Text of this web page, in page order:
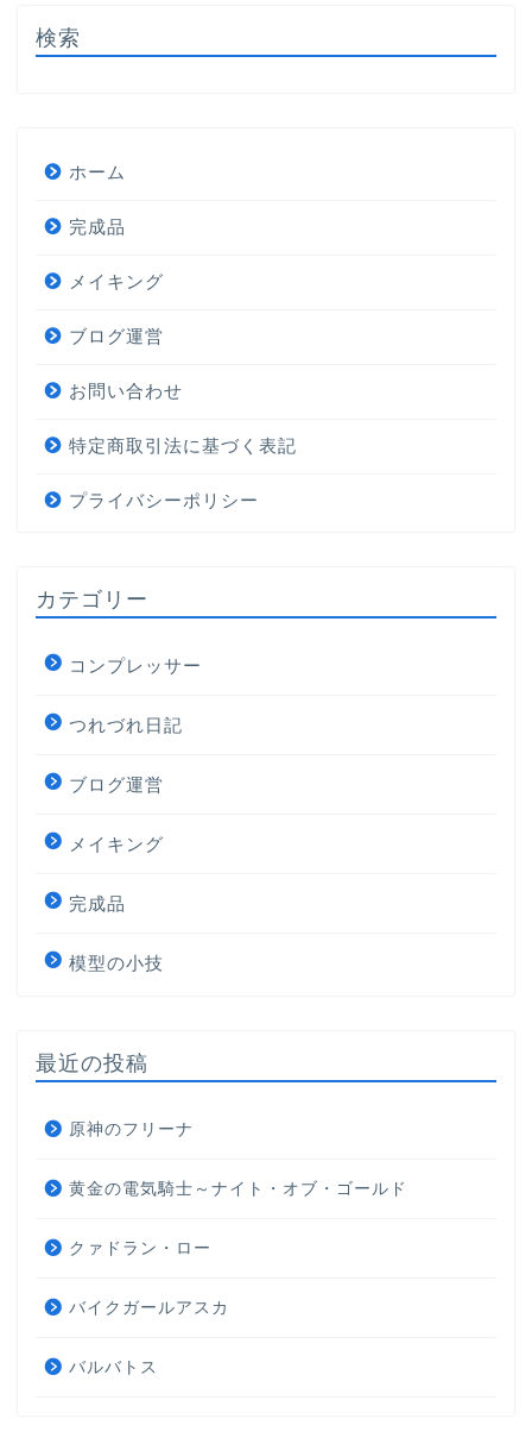
検索
ホーム
完成品
メイキング
ブログ運営
お問い合わせ
特定商取引法に基づく表記
プライバシーポリシー
カテゴリー
コンプレッサー
つれづれ日記
ブログ運営
メイキング
完成品
模型の小技
最近の投稿
原神のフリーナ
黄金の電気騎士～ナイト・オブ・ゴールド
クァドラン・ロー
バイクガールアスカ
バルバトス